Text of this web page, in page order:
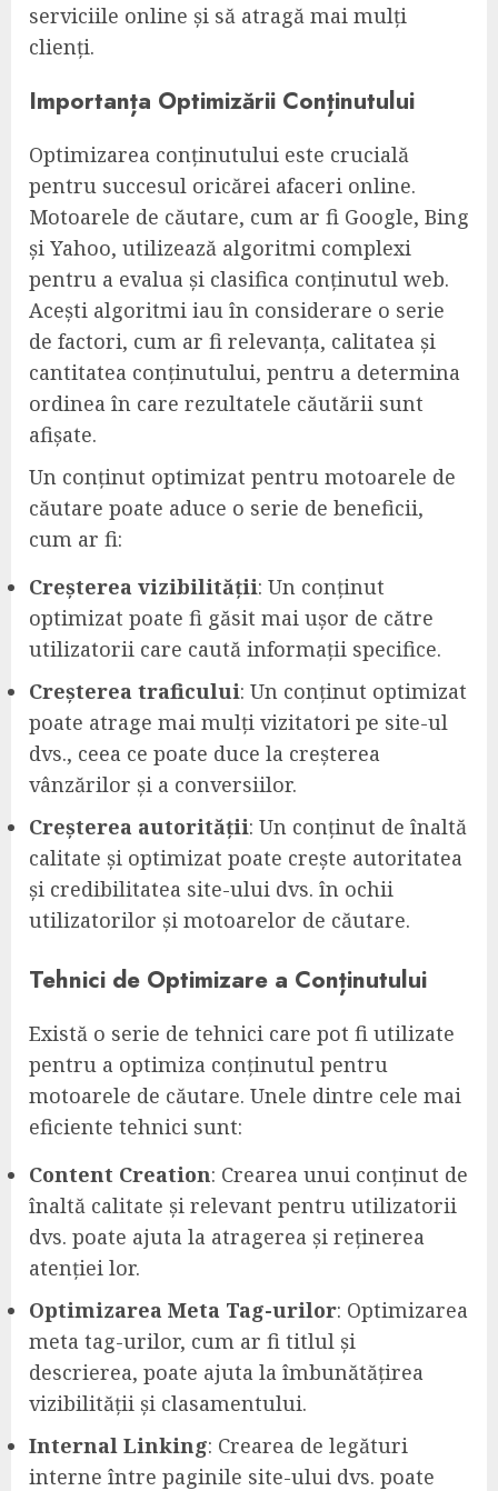
serviciile online și să atragă mai mulți
clienți.
Importanța Optimizării Conținutului
Optimizarea conținutului este crucială
pentru succesul oricărei afaceri online.
Motoarele de căutare, cum ar fi Google, Bing
și Yahoo, utilizează algoritmi complexi
pentru a evalua și clasifica conținutul web.
Acești algoritmi iau în considerare o serie
de factori, cum ar fi relevanța, calitatea și
cantitatea conținutului, pentru a determina
ordinea în care rezultatele căutării sunt
afișate.
Un conținut optimizat pentru motoarele de
căutare poate aduce o serie de beneficii,
cum ar fi:
Creșterea vizibilității: Un conținut
optimizat poate fi găsit mai ușor de către
utilizatorii care caută informații specifice.
Creșterea traficului: Un conținut optimizat
poate atrage mai mulți vizitatori pe site-ul
dvs., ceea ce poate duce la creșterea
vânzărilor și a conversiilor.
Creșterea autorității: Un conținut de înaltă
calitate și optimizat poate crește autoritatea
și credibilitatea site-ului dvs. în ochii
utilizatorilor și motoarelor de căutare.
Tehnici de Optimizare a Conținutului
Există o serie de tehnici care pot fi utilizate
pentru a optimiza conținutul pentru
motoarele de căutare. Unele dintre cele mai
eficiente tehnici sunt:
Content Creation: Crearea unui conținut de
înaltă calitate și relevant pentru utilizatorii
dvs. poate ajuta la atragerea și reținerea
atenției lor.
Optimizarea Meta Tag-urilor: Optimizarea
meta tag-urilor, cum ar fi titlul și
descrierea, poate ajuta la îmbunătățirea
vizibilității și clasamentului.
Internal Linking: Crearea de legături
interne între paginile site-ului dvs. poate